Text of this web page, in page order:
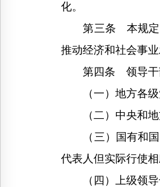
化。
第三条 本规定所
推动经济和社会事
第四条 领导干部
（一）地方各级
（二）中央和地
（三）国有和国
代表人但实际行使
（四）上级领导